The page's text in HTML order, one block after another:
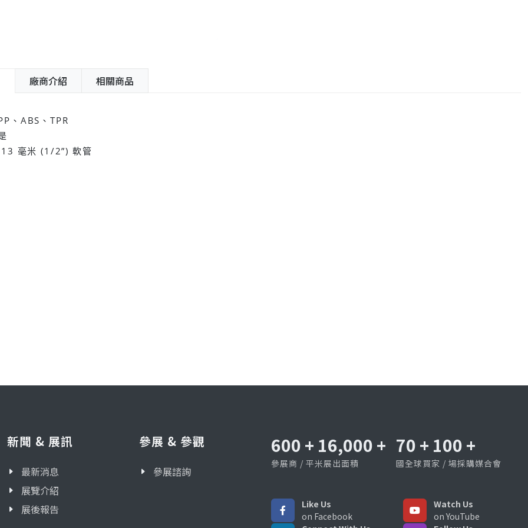
廠商介紹 相關商品
、ABS、TPR
毫米 (1/2”) 軟管
新聞 & 展訊
最新消息
展覽介紹
展後報告
參展 & 參觀
參展諮詢
600 + 16,000 +
參展商 / 平米展出面積
70 + 100 +
國全球買家 / 場採購媒合會
Like Us
on Facebook
Watch Us
on YouTube